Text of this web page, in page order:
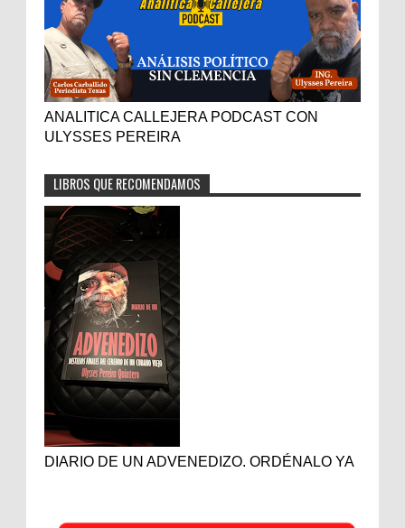
ANALITICA CALLEJERA PODCAST CON
ULYSSES PEREIRA
LIBROS QUE RECOMENDAMOS
DIARIO DE UN ADVENEDIZO. ORDÉNALO YA